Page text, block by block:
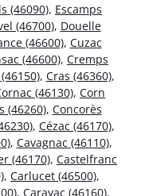
(46090), Escamps
(46700), Douelle
(46600), Cuzac
(46600), Cremps
, Cras (46360),
(46130), Corn
(46260), Concorès
, Cézac (46170),
, Cavagnac (46110),
(46170), Castelfranc
, Carlucet (46500),
, Carayac (46160),